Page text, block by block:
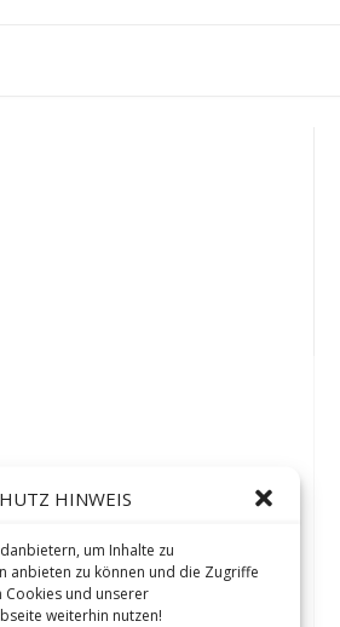
HINWEIS
um Inhalte zu
anbieten zu können und die Zugriffe
Cookies und unserer
weiterhin nutzen!